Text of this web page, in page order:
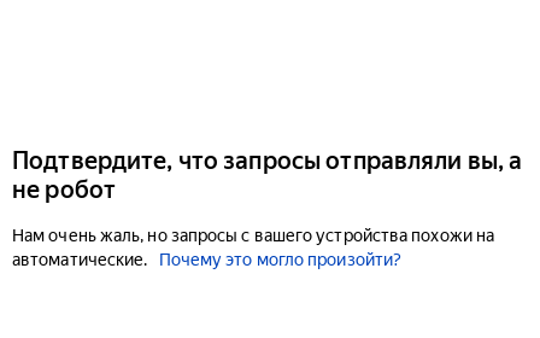
Подтвердите, что запросы отправляли вы, а
не робот
Нам очень жаль, но запросы с вашего устройства похожи на
автоматические.
Почему это могло произойти?